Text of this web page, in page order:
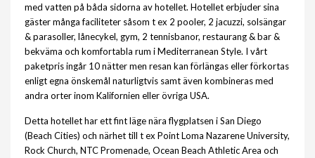
med vatten på båda sidorna av hotellet. Hotellet erbjuder sina
gäster många faciliteter såsom t ex 2 pooler, 2 jacuzzi, solsängar
& parasoller, lånecykel, gym, 2 tennisbanor, restaurang & bar &
bekväma och komfortabla rum i Mediterranean Style. I vårt
paketpris ingår 10 nätter men resan kan förlängas eller förkortas
enligt egna önskemål naturligtvis samt även kombineras med
andra orter inom Kalifornien eller övriga USA.
Detta hotellet har ett fint läge nära flygplatsen i San Diego
(Beach Cities) och närhet till t ex Point Loma Nazarene University,
Rock Church, NTC Promenade, Ocean Beach Athletic Area och